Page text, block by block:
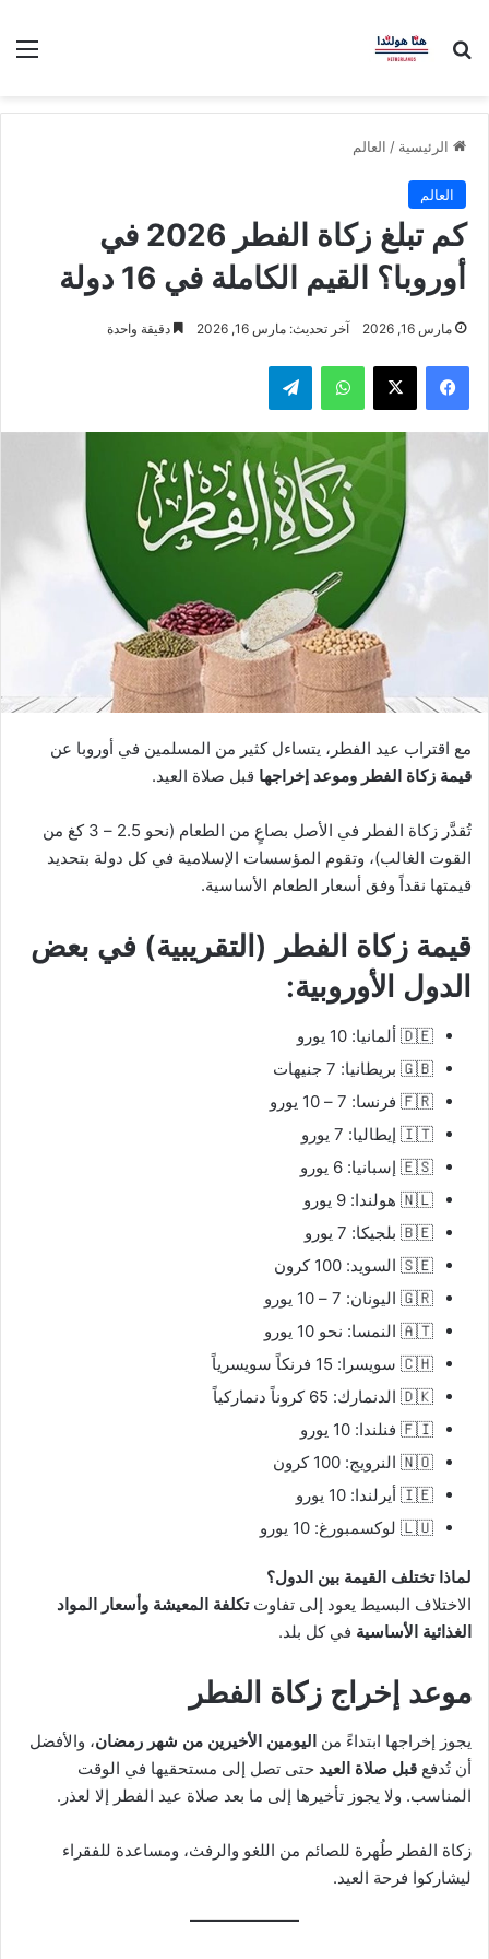
بحث عن
الرئيسية / العالم
العالم
كم تبلغ زكاة الفطر 2026 في
أوروبا؟ القيم الكاملة في 16 دولة
مارس 16, 2026 آخر تحديث: مارس 16, 2026 دقيقة واحدة
فيسبوك ‫X واتساب تيلقرام
مع اقتراب عيد الفطر، يتساءل كثير من المسلمين في أوروبا عن
قيمة زكاة الفطر وموعد إخراجها قبل صلاة العيد.
تُقدَّر زكاة الفطر في الأصل بصاعٍ من الطعام (نحو 2.5 – 3 كغ من
القوت الغالب)، وتقوم المؤسسات الإسلامية في كل دولة بتحديد
قيمتها نقداً وفق أسعار الطعام الأساسية.
قيمة زكاة الفطر (التقريبية) في بعض
الدول الأوروبية:
🇩🇪 ألمانيا: 10 يورو
🇬🇧 بريطانيا: 7 جنيهات
🇫🇷 فرنسا: 7 – 10 يورو
🇮🇹 إيطاليا: 7 يورو
🇪🇸 إسبانيا: 6 يورو
🇳🇱 هولندا: 9 يورو
🇧🇪 بلجيكا: 7 يورو
🇸🇪 السويد: 100 كرون
🇬🇷 اليونان: 7 – 10 يورو
🇦🇹 النمسا: نحو 10 يورو
🇨🇭 سويسرا: 15 فرنكاً سويسرياً
🇩🇰 الدنمارك: 65 كروناً دنماركياً
🇫🇮 فنلندا: 10 يورو
🇳🇴 النرويج: 100 كرون
🇮🇪 أيرلندا: 10 يورو
🇱🇺 لوكسمبورغ: 10 يورو
لماذا تختلف القيمة بين الدول؟
الاختلاف البسيط يعود إلى تفاوتتكلفة المعيشة وأسعار المواد
الغذائية الأساسية في كل بلد.
موعد إخراج زكاة الفطر
يجوز إخراجها ابتداءً من اليومين الأخيرين من شهر رمضان، والأفضل
أن تُدفع قبل صلاة العيد حتى تصل إلى مستحقيها في الوقت
المناسب. ولا يجوز تأخيرها إلى ما بعد صلاة عيد الفطر إلا لعذر.
زكاة الفطر طُهرة للصائم من اللغو والرفث، ومساعدة للفقراء
ليشاركوا فرحة العيد.